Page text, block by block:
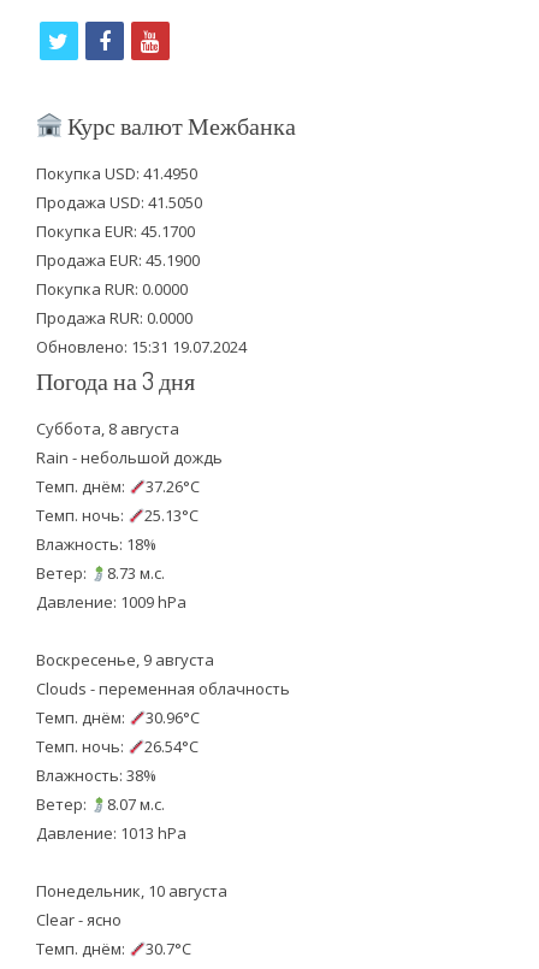
i
t
e
r
f
c
b
o
o
k
y
u
u
b
e
Курс валют Межбанка
Покупка USD: 41.4950
Продажа USD: 41.5050
Покупка EUR: 45.1700
Продажа EUR: 45.1900
Покупка RUR: 0.0000
Продажа RUR: 0.0000
Обновлено: 15:31 19.07.2024
Погода на 3 дня
Суббота, 8 августа
Rain - небольшой дождь
Темп. днём:
37.26°C
Темп. ночь:
25.13°C
Влажность: 18%
Ветер:
8.73 м.с.
Давление: 1009 hPa
Воскресенье, 9 августа
Clouds - переменная облачность
Темп. днём:
30.96°C
Темп. ночь:
26.54°C
Влажность: 38%
Ветер:
8.07 м.с.
Давление: 1013 hPa
Понедельник, 10 августа
Clear - ясно
Темп. днём:
30.7°C